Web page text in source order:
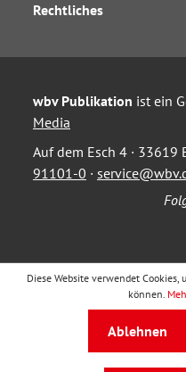
Rechtliches
wbv Publikation ist ein
Media
Auf dem Esch 4 · 33619
91101-0 ·
Diese Website verwendet
können.
Ablehnen